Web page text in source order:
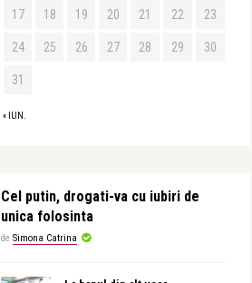
« IUN.
17 18 19 20 21 22 23
24 25 26 27 28 29 30
31
Cel putin, drogati-va cu iubiri de
unica folosinta
de Simona Catrina